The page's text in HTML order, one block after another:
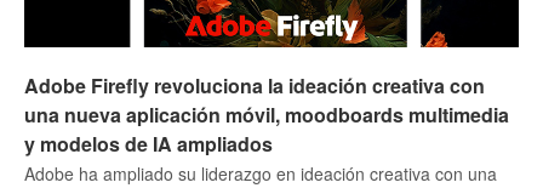
Adobe Firefly revoluciona la ideación creativa con
una nueva aplicación móvil, moodboards multimedia
y modelos de IA ampliados
Adobe ha ampliado su liderazgo en ideación creativa con una